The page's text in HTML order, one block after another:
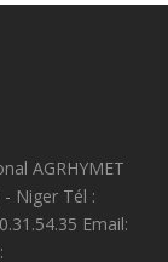
AGRHYMET
Niger Tél :
Email: